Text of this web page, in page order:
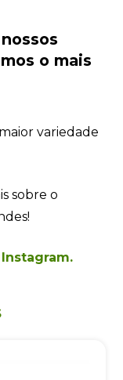
o mais
variedade
sobre o
Instagram.